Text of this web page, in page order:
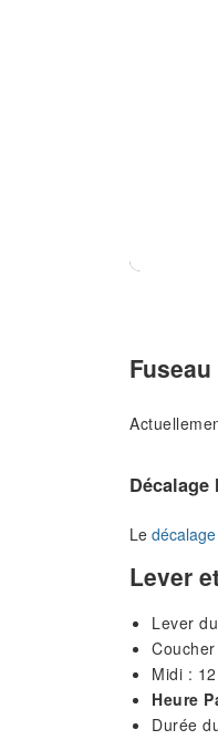
Décalage
Le
Lever
Lever
Midi :
Heure
Durée